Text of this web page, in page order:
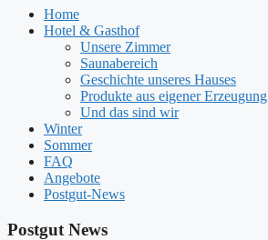
Home
Hotel & Gasthof
Unsere Zimmer
Saunabereich
Geschichte unseres Hauses
Produkte aus eigener Erzeugung
Und das sind wir
Winter
Sommer
FAQ
Angebote
Postgut-News
Postgut News